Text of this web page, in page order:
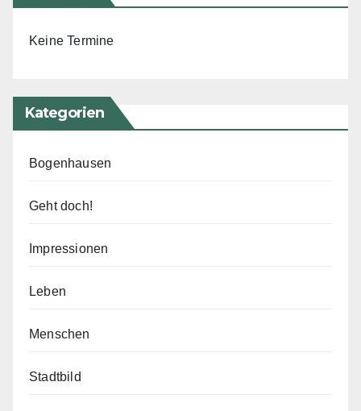
Keine Termine
Kategorien
Bogenhausen
Geht doch!
Impressionen
Leben
Menschen
Stadtbild